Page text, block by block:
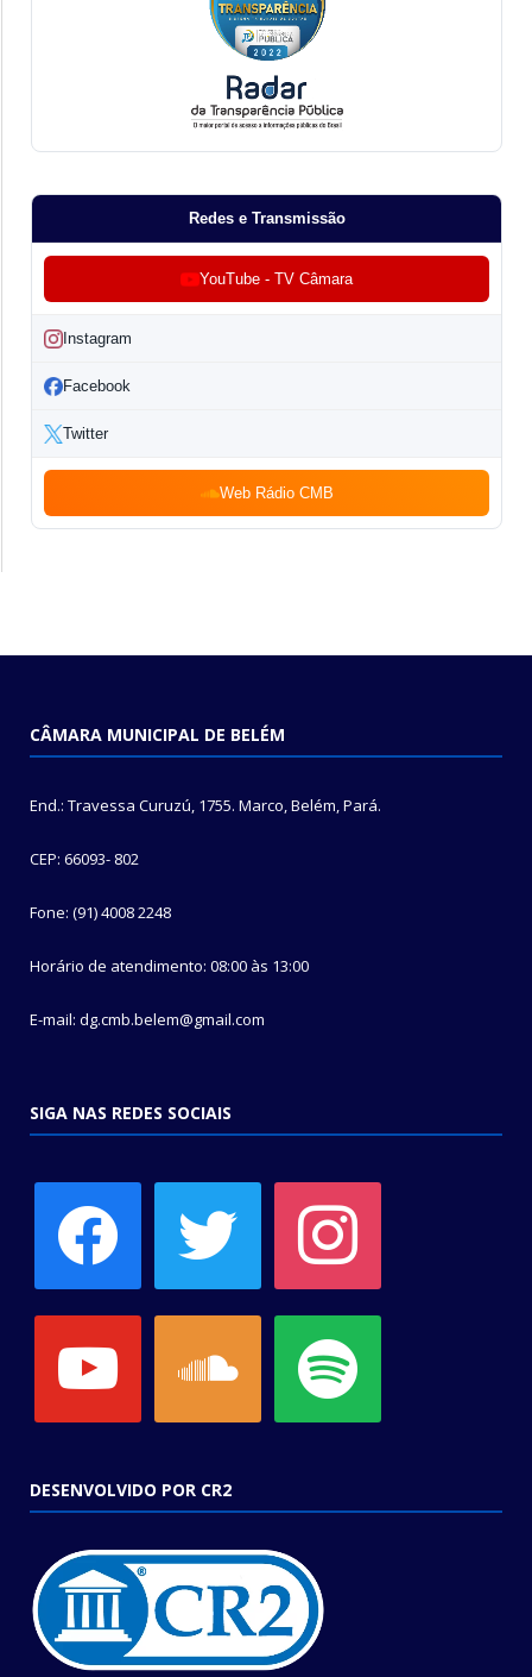
Redes e Transmissão
YouTube - TV Câmara
Instagram
Facebook
Twitter
Web Rádio CMB
CÂMARA MUNICIPAL DE BELÉM
End.: Travessa Curuzú, 1755. Marco, Belém, Pará.
CEP: 66093- 802
Fone: (91) 4008 2248
Horário de atendimento: 08:00 às 13:00
E-mail: dg.cmb.belem@gmail.com
SIGA NAS REDES SOCIAIS
DESENVOLVIDO POR CR2